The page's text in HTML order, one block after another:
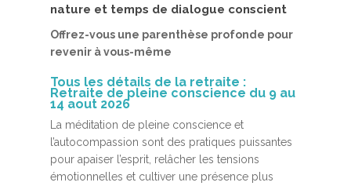
nature et temps de dialogue conscient
Offrez-vous une parenthèse profonde pour
revenir à vous-même
Tous les détails de la retraite :
Retraite de pleine conscience du 9 au
14 aout 2026
La méditation de pleine conscience et
l’autocompassion sont des pratiques puissantes
pour apaiser l’esprit, relâcher les tensions
émotionnelles et cultiver une présence plus